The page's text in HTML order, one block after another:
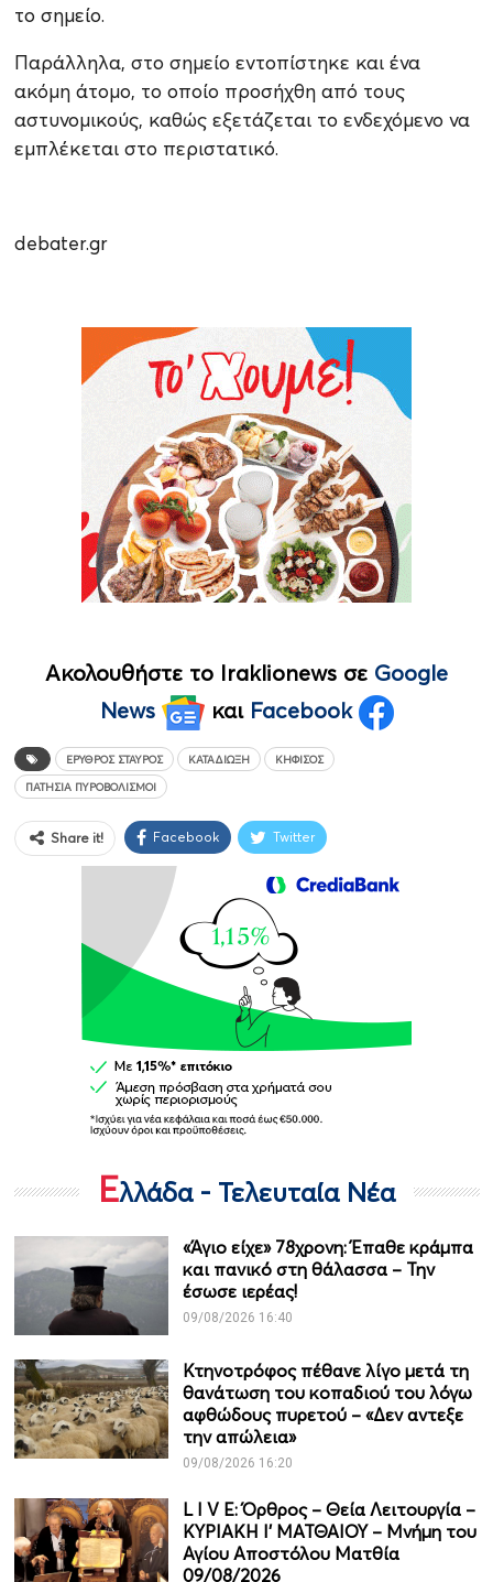
το σημείο.
Παράλληλα, στο σημείο εντοπίστηκε και ένα
ακόμη άτομο, το οποίο προσήχθη από τους
αστυνομικούς, καθώς εξετάζεται το ενδεχόμενο να
εμπλέκεται στο περιστατικό.
debater.gr
Ακολουθήστε το Iraklionews σε Google
News
και Facebook
ΕΡΥΘΡΟΣ ΣΤΑΥΡΟΣ ΚΑΤΑΔΊΩΞΗ ΚΗΦΙΣΌΣ
ΠΑΤΉΣΙΑ ΠΥΡΟΒΟΛΙΣΜΟΊ
Share it! Facebook Twitter
Ελλάδα - Τελευταία Νέα
«Άγιο είχε» 78χρονη: Έπαθε κράμπα
και πανικό στη θάλασσα – Την
έσωσε ιερέας!
09/08/2026 16:40
Κτηνοτρόφος πέθανε λίγο μετά τη
θανάτωση του κοπαδιού του λόγω
αφθώδους πυρετού – «Δεν αντεξε
την απώλεια»
09/08/2026 16:20
L I V E: Όρθρος – Θεία Λειτουργία –
ΚΥΡΙΑΚΗ Ι' ΜΑΤΘΑΙΟΥ – Μνήμη του
Αγίου Αποστόλου Ματθία
09/08/2026